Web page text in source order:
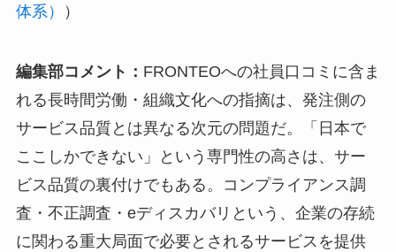
体系）
）
編集部コメント： FRONTEOへの社員口コミに含ま
れる長時間労働・組織文化への指摘は、発注側の
サービス品質とは異なる次元の問題だ。「日本で
ここしかできない」という専門性の高さは、サー
ビス品質の裏付けでもある。コンプライアンス調
査・不正調査・eディスカバリという、企業の存続
に関わる重大局面で必要とされるサービスを提供